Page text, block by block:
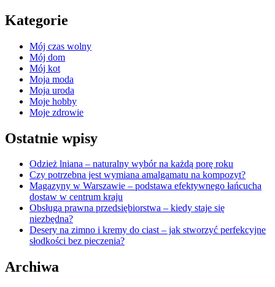
Kategorie
Mój czas wolny
Mój dom
Mój kot
Moja moda
Moja uroda
Moje hobby
Moje zdrowie
Ostatnie wpisy
Odzież lniana – naturalny wybór na każdą porę roku
Czy potrzebna jest wymiana amalgamatu na kompozyt?
Magazyny w Warszawie – podstawa efektywnego łańcucha
dostaw w centrum kraju
Obsługa prawna przedsiębiorstwa – kiedy staje się
niezbędna?
Desery na zimno i kremy do ciast – jak stworzyć perfekcyjne
słodkości bez pieczenia?
Archiwa